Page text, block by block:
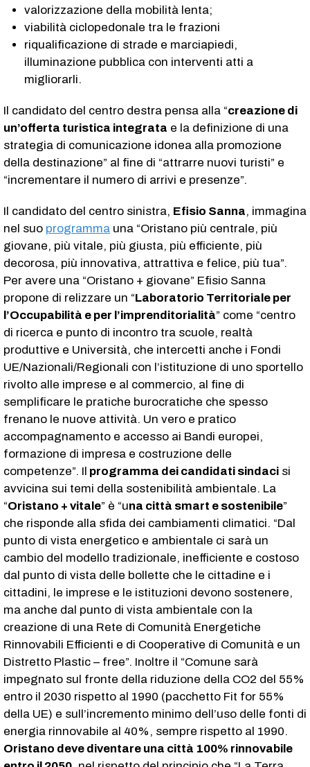
valorizzazione della mobilità lenta;
viabilità ciclopedonale tra le frazioni
riqualificazione di strade e marciapiedi,
illuminazione pubblica con interventi atti a
migliorarli.
Il candidato del centro destra pensa alla “creazione di
un’offerta turistica integrata e la definizione di una
strategia di comunicazione idonea alla promozione
della destinazione” al fine di “attrarre nuovi turisti” e
“incrementare il numero di arrivi e presenze”.
Il candidato del centro sinistra, Efisio Sanna, immagina
nel suo programma una “Oristano più centrale, più
giovane, più vitale, più giusta, più efficiente, più
decorosa, più innovativa, attrattiva e felice, più tua”.
Per avere una “Oristano + giovane” Efisio Sanna
propone di relizzare un “Laboratorio Territoriale per
l’Occupabilità e per l’imprenditorialità” come “centro
di ricerca e punto di incontro tra scuole, realtà
produttive e Università, che intercetti anche i Fondi
UE/Nazionali/Regionali con l’istituzione di uno sportello
rivolto alle imprese e al commercio, al fine di
semplificare le pratiche burocratiche che spesso
frenano le nuove attività. Un vero e pratico
accompagnamento e accesso ai Bandi europei,
formazione di impresa e costruzione delle
competenze”. Il programma dei candidati sindaci si
avvicina sui temi della sostenibilità ambientale. La
“Oristano + vitale” è “una città smart e sostenibile”
che risponde alla sfida dei cambiamenti climatici. “Dal
punto di vista energetico e ambientale ci sarà un
cambio del modello tradizionale, inefficiente e costoso
dal punto di vista delle bollette che le cittadine e i
cittadini, le imprese e le istituzioni devono sostenere,
ma anche dal punto di vista ambientale con la
creazione di una Rete di Comunità Energetiche
Rinnovabili Efficienti e di Cooperative di Comunità e un
Distretto Plastic – free”. Inoltre il “Comune sarà
impegnato sul fronte della riduzione della CO2 del 55%
entro il 2030 rispetto al 1990 (pacchetto Fit for 55%
della UE) e sull’incremento minimo dell’uso delle fonti di
energia rinnovabile al 40%, sempre rispetto al 1990.
Oristano deve diventare una città 100% rinnovabile